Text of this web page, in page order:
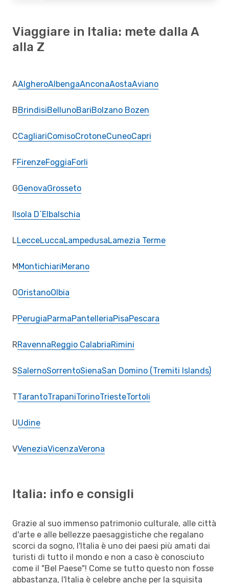
Viaggiare in Italia: mete dalla A
alla Z
AAlgheroAlbengaAnconaAostaAviano
BBrindisiBellunoBariBolzano Bozen
CCagliariComisoCrotoneCuneoCapri
FFirenzeFoggiaForli
GGenovaGrosseto
IIsola D´ElbaIschia
LLecceLuccaLampedusaLamezia Terme
MMontichiariMerano
OOristanoOlbia
PPerugiaParmaPantelleriaPisaPescara
RRavennaReggio CalabriaRimini
SSalernoSorrentoSienaSan Domino (Tremiti Islands)
TTarantoTrapaniTorinoTriesteTortoli
UUdine
VVeneziaVicenzaVerona
Italia: info e consigli
Grazie al suo immenso patrimonio culturale, alle città
d'arte e alle bellezze paesaggistiche che regalano
scorci da sogno, l'Italia è uno dei paesi più amati dai
turisti di tutto il mondo e non a caso è conosciuto
come il "Bel Paese"! Come se tutto questo non fosse
abbastanza, l'Italia è celebre anche per la squisita